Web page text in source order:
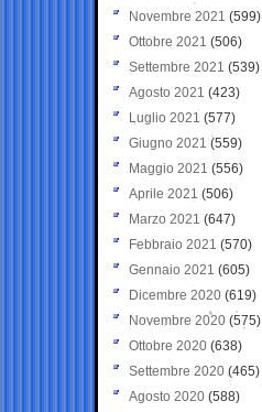
Novembre 2021 (599)
Ottobre 2021 (506)
Settembre 2021 (539)
Agosto 2021 (423)
Luglio 2021 (577)
Giugno 2021(559)
Maggio 2021 (556)
Aprile 2021 (506)
Marzo 2021 (647)
Febbraio 2021 (570)
Gennaio 2021 (605)
Dicembre 2020 (619)
Novembre 2020 (575)
Ottobre 2020 (638)
Settembre 2020(465)
Agosto 2020 (588)